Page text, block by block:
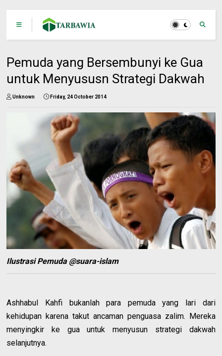
Pemuda yang Bersembunyi ke Gua
untuk Menyususn Strategi Dakwah
Unknown Friday, 24 October 2014
Ilustrasi Pemuda @suara-islam
Ashhabul Kahfi bukanlah para pemuda yang lari dari
kehidupan karena takut ancaman penguasa zalim. Mereka
menyingkir ke gua untuk menyusun strategi dakwah
selanjutnya.